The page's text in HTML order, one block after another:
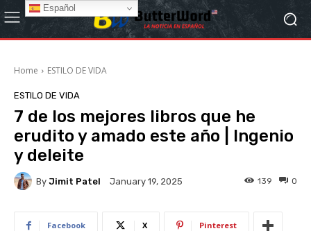
Home ESTILO DE VIDA
ESTILO DE VIDA
7 de los mejores libros que he
erudito y amado este año | Ingenio
y deleite
By Jimit Patel January 19, 2025 0
139
Facebook X Pinterest
Español